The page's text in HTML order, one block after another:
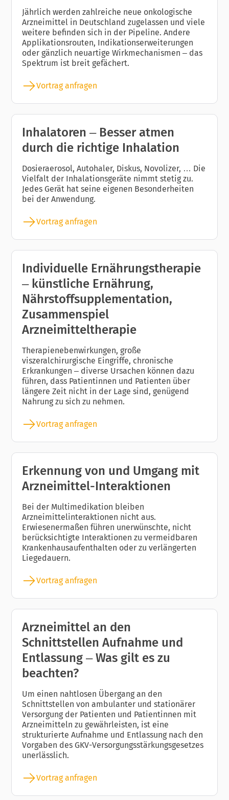
Jährlich werden zahlreiche neue onkologische
Arzneimittel in Deutschland zugelassen und viele
weitere befinden sich in der Pipeline. Andere
Applikationsrouten, Indikationserweiterungen
oder gänzlich neuartige Wirkmechanismen – das
Spektrum ist breit gefächert.
Vortrag anfragen
Inhalatoren – Besser atmen
durch die richtige Inhalation
Dosieraerosol, Autohaler, Diskus, Novolizer, … Die
Vielfalt der Inhalationsgeräte nimmt stetig zu.
Jedes Gerät hat seine eigenen Besonderheiten
bei der Anwendung.
Vortrag anfragen
Individuelle Ernährungstherapie
– künstliche Ernährung,
Nährstoffsupplementation,
Zusammenspiel
Arzneimitteltherapie
Therapienebenwirkungen, große
viszeralchirurgische Eingriffe, chronische
Erkrankungen – diverse Ursachen können dazu
führen, dass Patientinnen und Patienten über
längere Zeit nicht in der Lage sind, genügend
Nahrung zu sich zu nehmen.
Vortrag anfragen
Erkennung von und Umgang mit
Arzneimittel-Interaktionen
Bei der Multimedikation bleiben
Arzneimittelinteraktionen nicht aus.
Erwiesenermaßen führen unerwünschte, nicht
berücksichtigte Interaktionen zu vermeidbaren
Krankenhausaufenthalten oder zu verlängerten
Liegedauern.
Vortrag anfragen
Arzneimittel an den
Schnittstellen Aufnahme und
Entlassung – Was gilt es zu
beachten?
Um einen nahtlosen Übergang an den
Schnittstellen von ambulanter und stationärer
Versorgung der Patienten und Patientinnen mit
Arzneimitteln zu gewährleisten, ist eine
strukturierte Aufnahme und Entlassung nach den
Vorgaben des GKV-Versorgungsstärkungsgesetzes
unerlässlich.
Vortrag anfragen